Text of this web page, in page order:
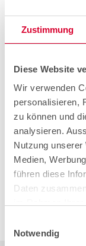
Zustimmung
Diese Website
Wir verwenden
personalisieren,
zu können und
analysieren.
Nutzung
Medien,
führen diese
Daten
Notwendig
Stefan
Francesco
intérim.
Dans la
aucune
de transition,
responsable
par intérim.
direction de
ans
Swisscom et a